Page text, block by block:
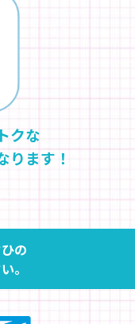
クな
ります！
の
。